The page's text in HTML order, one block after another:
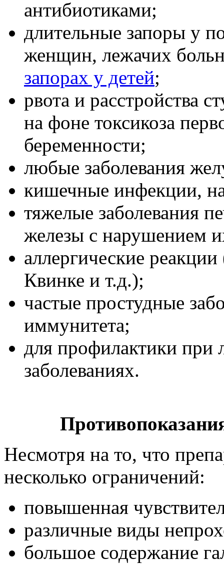
антибиотиками;
длительные запоры у
женщин, лежачих
запорах у детей;
рвота и расстройства
на фоне токсикоза
беременности;
любые заболевания
кишечные инфекции,
тяжелые заболевания
железы с нарушением
аллергические
Квинке и т.д.);
частые простудные
иммунитета;
для профилактики
заболеваниях.
Несмотря на то, что
несколько ограничений:
повышенная
различные виды
большое содержание